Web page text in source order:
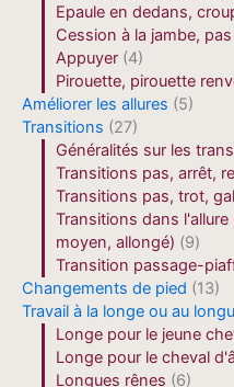
Epaule en dedans,
Cession à la jambe,
Appuyer (4)
Pirouette, pirouette
Améliorer les allures (5)
Transitions (27)
Généralités sur les
Transitions pas, arrêt,
Transitions pas, trot,
Transitions dans
moyen, allongé) (9)
Transition passage-
Changements de pied (13)
Travail à la longe ou au
Longe pour le jeune
Longe pour le cheval
Longues rênes (6)